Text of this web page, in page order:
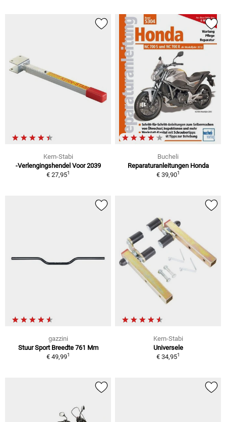
Kern-Stabi
-Verlengingshendel Voor 2039
€ 27,951
Bucheli
Reparaturanleitungen Honda
€ 39,901
gazzini
Stuur Sport Breedte 761 Mm
€ 49,991
Kern-Stabi
Universele
€ 34,951